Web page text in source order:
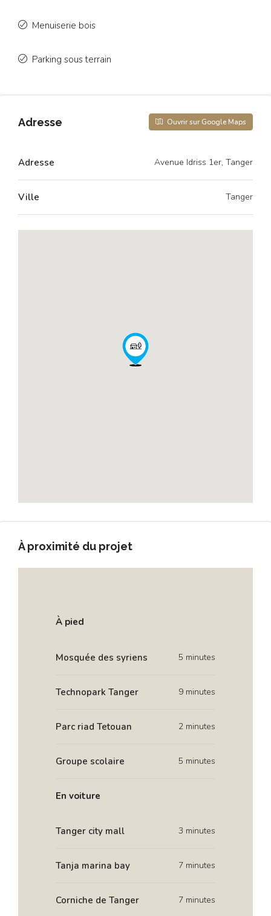
Menuiserie bois
Parking sous terrain
Adresse Ouvrir sur Google Maps
Adresse Avenue Idriss 1er, Tanger
Ville Tanger
À proximité du projet
À pied
Mosquée des syriens 5 minutes
Technopark Tanger 9 minutes
Parc riad Tetouan 2 minutes
Groupe scolaire 5 minutes
En voiture
Tanger city mall 3 minutes
Tanja marina bay 7 minutes
Corniche de Tanger 7 minutes